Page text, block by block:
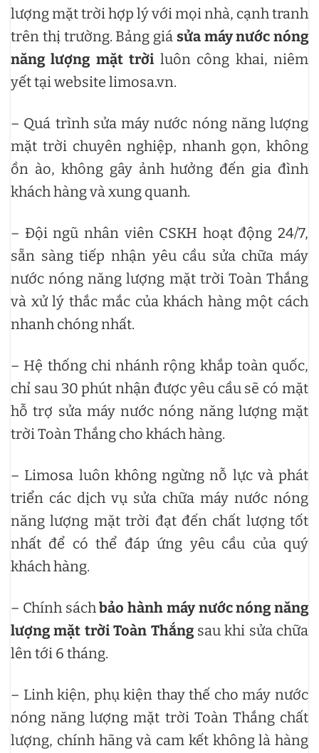
lượng mặt trời hợp lý với mọi nhà, cạnh tranh
trên thị trường. Bảng giá sửa máy nước nóng
năng lượng mặt trời luôn công khai, niêm
yết tại website limosa.vn.
– Quá trình sửa máy nước nóng năng lượng
mặt trời chuyên nghiệp, nhanh gọn, không
ồn ào, không gây ảnh hưởng đến gia đình
khách hàng và xung quanh.
– Đội ngũ nhân viên CSKH hoạt động 24/7,
sẵn sàng tiếp nhận yêu cầu sửa chữa máy
nước nóng năng lượng mặt trời Toàn Thắng
và xử lý thắc mắc của khách hàng một cách
nhanh chóng nhất.
– Hệ thống chi nhánh rộng khắp toàn quốc,
chỉ sau 30 phút nhận được yêu cầu sẽ có mặt
hỗ trợ sửa máy nước nóng năng lượng mặt
trời Toàn Thắng cho khách hàng.
– Limosa luôn không ngừng nỗ lực và phát
triển các dịch vụ sửa chữa máy nước nóng
năng lượng mặt trời đạt đến chất lượng tốt
nhất để có thể đáp ứng yêu cầu của quý
khách hàng.
– Chính sáchbảo hành máy nước nóng năng
lượng mặt trời Toàn Thắngsau khi sửa chữa
lên tới 6 tháng.
– Linh kiện, phụ kiện thay thế cho máy nước
nóng năng lượng mặt trời Toàn Thắng chất
lượng, chính hãng và cam kết không là hàng